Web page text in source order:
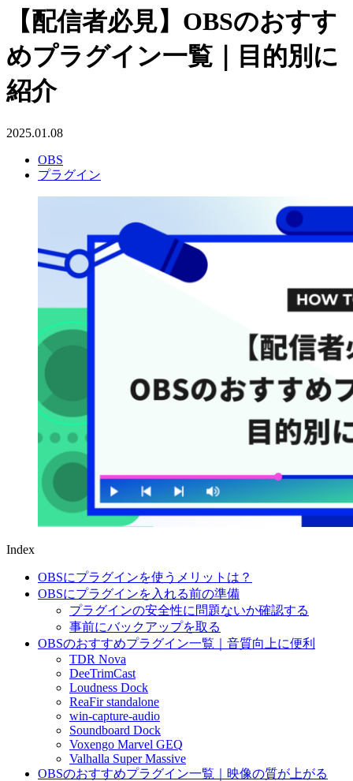
【配信者必見】OBSのおすす
めプラグイン一覧｜目的別に
紹介
2025.01.08
OBS
プラグイン
Index
OBSにプラグインを使うメリットは？
OBSにプラグインを入れる前の準備
プラグインの安全性に問題ないか確認する
事前にバックアップを取る
OBSのおすすめプラグイン一覧｜音質向上に便利
TDR Nova
DeeTrimCast
Loudness Dock
ReaFir standalone
win-capture-audio
Soundboard Dock
Voxengo Marvel GEQ
Valhalla Super Massive
OBSのおすすめプラグイン一覧｜映像の質が上がる